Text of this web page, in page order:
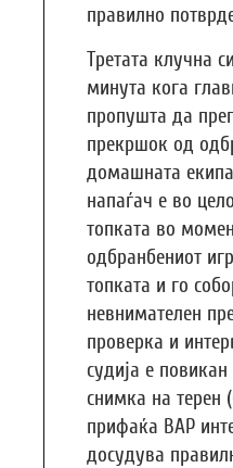
правилно
Третата клучна
минута кога
пропушта да
прекршок од
домашната
напаѓач е во
топката во
одбранбениот
топката и го
невнимателен
проверка и
судија е
снимка на терен
прифаќа ВАР
досудува